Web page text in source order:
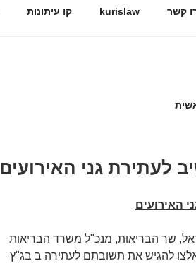
קשר kurislaw קו עיתונות
לעתירת גני האירועים
האירועים
שר הבריאות, מנכ"ל משרד הבריאות
להגיש את תשובתם לעתירה ב בג"ץ